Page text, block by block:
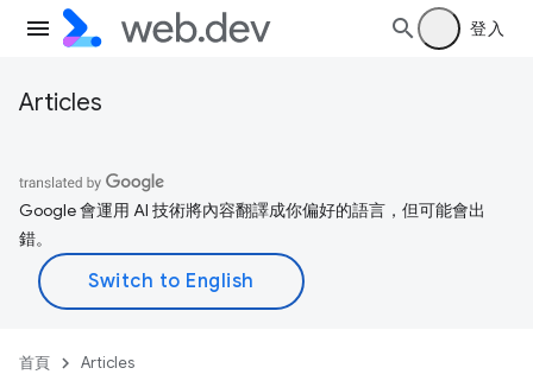
登入
Articles
Google 會運用 AI 技術將內容翻譯成你偏好的語言，但可能會出
錯。
首頁 Articles